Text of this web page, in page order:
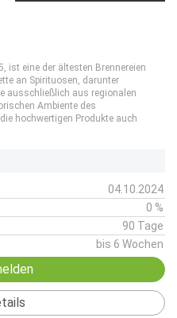
ist eine der ältesten Brennereien
an Spirituosen, darunter
ausschließlich aus regionalen
Ambiente des
hochwertigen Produkte auch
04.10.2024
0 %
90 Tage
bis 6 Wochen